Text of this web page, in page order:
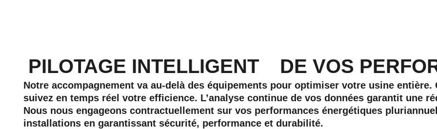
PILOTAGE INTELLIGENT DE VOS
Notre accompagnement va au-delà des équipements pour optimiser votre usine
suivez en temps réel votre efficience. L’analyse continue de vos données garantit une
Nous nous engageons contractuellement sur vos performances énergétiques
installations en garantissant sécurité, performance et durabilité.